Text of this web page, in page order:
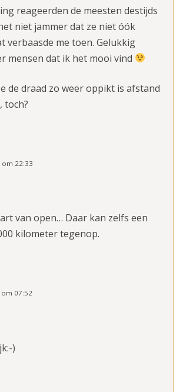
reageerden de meesten destijds
niet jammer dat ze niet óók
verbaasde me toen. Gelukkig
mensen dat ik het mooi vind
de draad zo weer oppikt is afstand
toch?
22:33
van open… Daar kan zelfs een
kilometer tegenop.
07:52
)